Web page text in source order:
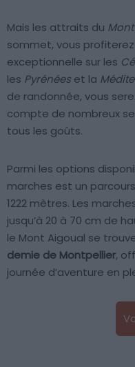
Mais les attraits du
sommet, vous
exceptionnelle sur les
les Pyrénées et la
de randonnée, vous
compte de nombreux
tous les goûts.
Parmi les options
marches est un
1222 mètres. Les
jusqu’à 20 à 70 cm de
le Mont Aigoual se
demie de Montpellier,
journée d’aventure en